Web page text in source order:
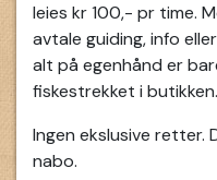
leies kr 100,- pr time.
avtale guiding, info
alt på egenhånd er
fiskestrekket i butikken.
Ingen ekslusive retter.
nabo.